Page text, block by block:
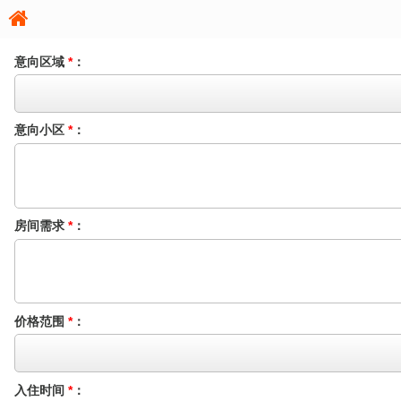
意向区域 *：
意向小区 *：
房间需求 *：
价格范围 *：
入住时间 *：